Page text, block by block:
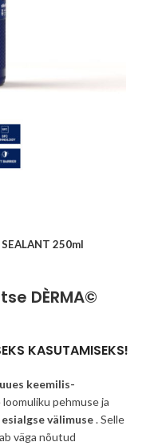
250ml
DÈRMA©
KASUTAMISEKS!
keemilis-
pehmuse ja
esialgse välimuse. Selle
väga nõutud